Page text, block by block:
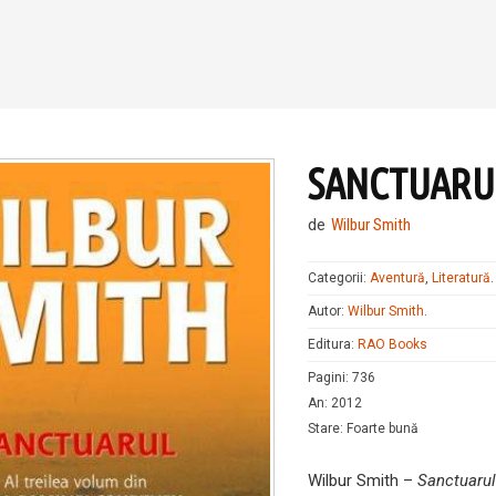
de Wilbur Smith
Categorii: Aventură, Literatură.
Autor: Wilbur Smith.
Editura: RAO Books
Pagini: 736
An: 2012
Stare: Foarte bună
Wilbur Smith – Sanctuarul